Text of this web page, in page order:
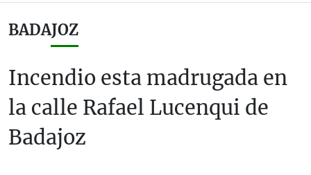
BADAJOZ
Incendio esta madrugada en
la calle Rafael Lucenqui de
Badajoz